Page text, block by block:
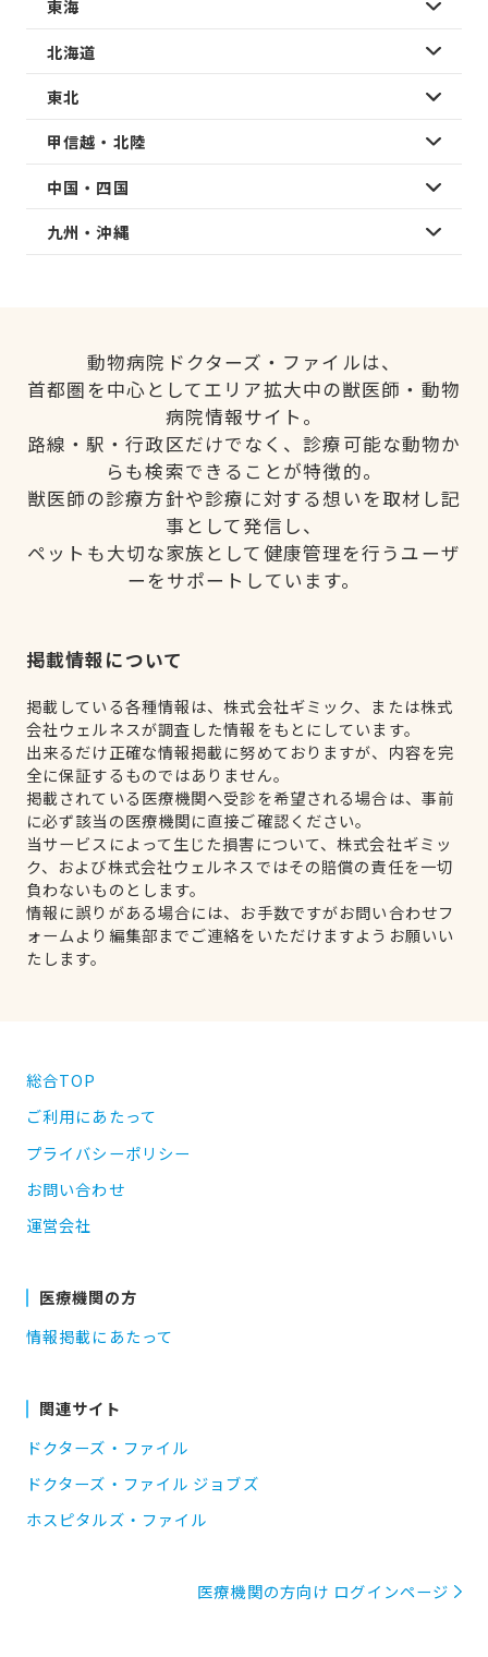
東海
北海道
東北
甲信越・北陸
中国・四国
九州・沖縄
動物病院ドクターズ・ファイルは、
首都圏を中心としてエリア拡大中の獣医師・動物
病院情報サイト。
路線・駅・行政区だけでなく、診療可能な動物か
らも検索できることが特徴的。
獣医師の診療方針や診療に対する想いを取材し記
事として発信し、
ペットも大切な家族として健康管理を行うユーザ
ーをサポートしています。
掲載情報について
掲載している各種情報は、株式会社ギミック、または株式
会社ウェルネスが調査した情報をもとにしています。
出来るだけ正確な情報掲載に努めておりますが、内容を完
全に保証するものではありません。
掲載されている医療機関へ受診を希望される場合は、事前
に必ず該当の医療機関に直接ご確認ください。
当サービスによって生じた損害について、株式会社ギミッ
ク、および株式会社ウェルネスではその賠償の責任を一切
負わないものとします。
情報に誤りがある場合には、お手数ですがお問い合わせフ
ォームより編集部までご連絡をいただけますようお願いい
たします。
総合TOP
ご利用にあたって
プライバシーポリシー
お問い合わせ
運営会社
医療機関の方
情報掲載にあたって
関連サイト
ドクターズ・ファイル
ドクターズ・ファイル ジョブズ
ホスピタルズ・ファイル
医療機関の方向け ログインページ